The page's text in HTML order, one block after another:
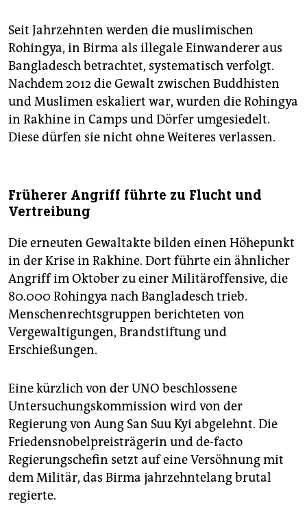
Seit Jahrzehnten werden die muslimischen
Rohingya, in Birma als illegale Einwanderer aus
Bangladesch betrachtet, systematisch verfolgt.
Nachdem 2012 die Gewalt zwischen Buddhisten
und Muslimen eskaliert war, wurden die Rohingya
in Rakhine in Camps und Dörfer umgesiedelt.
Diese dürfen sie nicht ohne Weiteres verlassen.
Früherer Angriff führte zu Flucht und
Vertreibung
Die erneuten Gewaltakte bilden einen Höhepunkt
in der Krise in Rakhine. Dort führte ein ähnlicher
Angriff im Oktober zu einer Militäroffensive, die
80.000 Rohingya nach Bangladesch trieb.
Menschenrechtsgruppen berichteten von
Vergewaltigungen, Brandstiftung und
Erschießungen.
Eine kürzlich von der UNO beschlossene
Untersuchungskommission wird von der
Regierung von Aung San Suu Kyi abgelehnt. Die
Friedensnobelpreisträgerin und de-facto
Regierungschefin setzt auf eine Versöhnung mit
dem Militär, das Birma jahrzehntelang brutal
regierte.